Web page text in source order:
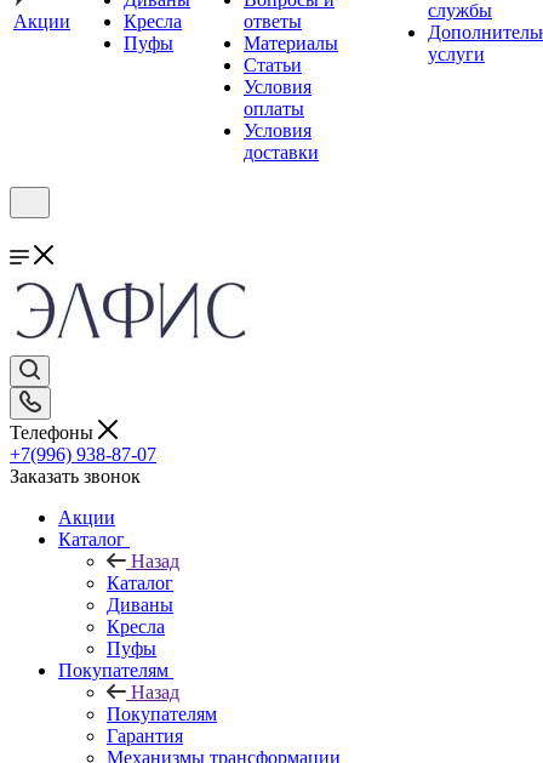
Акции
Кресла
Пуфы
ответы
Материалы
Статьи
Условия
оплаты
Условия
доставки
службы
услуги
Телефоны
+7(996) 938-87-07
Заказать звонок
Акции
Каталог
Назад
Каталог
Диваны
Кресла
Пуфы
Покупателям
Назад
Покупателям
Гарантия
Механизмы трансформации